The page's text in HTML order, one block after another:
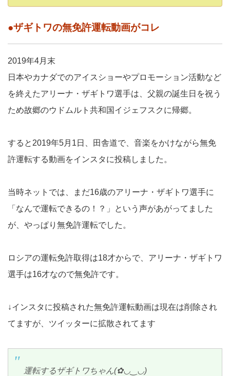
●ザギトワの無免許運転動画がコレ
2019年4月末
日本やカナダでのアイスショーやプロモーション活動など
を終えたアリーナ・ザギトワ選手は、父親の誕生日を祝う
ため故郷のウドムルト共和国イジェフスクに帰郷。
すると2019年5月1日、田舎道で、音楽をかけながら無免
許運転する動画をインスタに投稿しました。
当時ネットでは、まだ16歳のアリーナ・ザギトワ選手に
「なんで運転できるの！？」という声があがってました
が、やっぱり無免許運転でした。
ロシアの運転免許取得は18才からで、アリーナ・ザギトワ
選手は16才なので無免許です。
↓インスタに投稿された無免許運転動画は現在は削除され
てますが、ツイッターに拡散されてます
運転するザギトワちゃん(✿◡‿◡)